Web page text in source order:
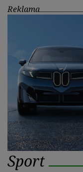
Reklama
Sport